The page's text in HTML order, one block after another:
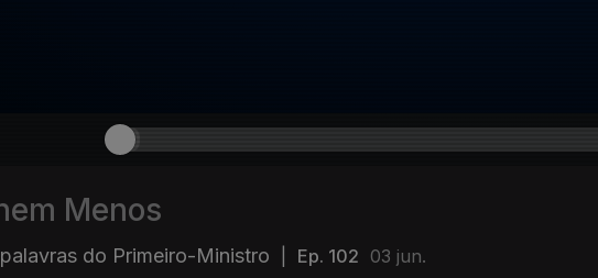
Menos
do Primeiro-Ministro Ep. 102 03 jun.